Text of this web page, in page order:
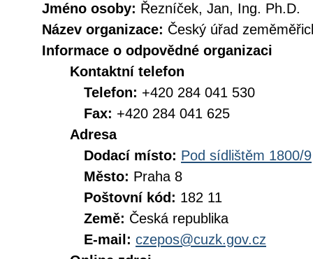
Jméno osoby: Řezníček, Jan, Ing. Ph.D.
Název organizace: Český úřad
Informace o odpovědné organizaci
Kontaktní telefon
Telefon: +420 284 041 530
Fax: +420 284 041 625
Adresa
Dodací místo: Pod sídlištěm 1800/9
Město: Praha 8
Poštovní kód: 182 11
Země: Česká republika
E-mail: czepos@cuzk.gov.cz